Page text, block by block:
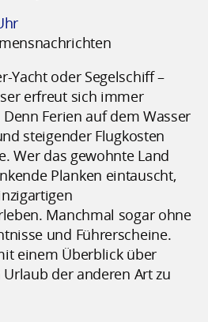
Yacht oder Segelschiff –
erfreut sich immer
Ferien auf dem Wasser
steigender Flugkosten
Wer das gewohnte Land
Planken eintauscht,
Manchmal sogar ohne
und Führerscheine.
einem Überblick über
der anderen Art zu